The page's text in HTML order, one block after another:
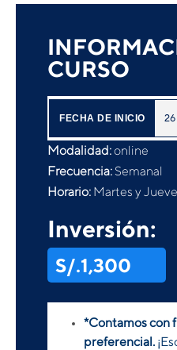
CURSO
FECHA DE INICIO 26
Modalidad:online
Frecuencia: Semanal
Horario: Martes y
Inversión:
S/.1,300
*Contamos con
preferencial.